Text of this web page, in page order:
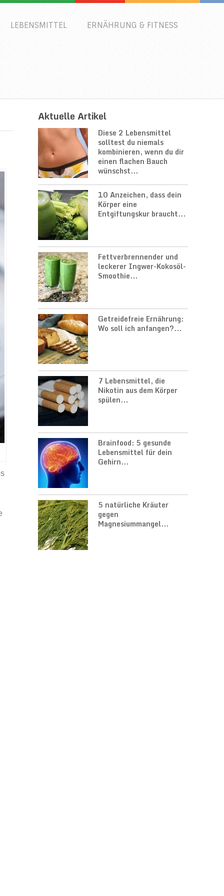
LEBENSMITTEL ERNÄHRUNG & FITNESS
Aktuelle Artikel
Diese 2 Lebensmittel
solltest du niemals
kombinieren, wenn du dir
einen flachen Bauch
wünschst...
10 Anzeichen, dass dein
Körper eine
Entgiftungskur braucht...
Fettverbrennender und
leckerer Ingwer-Kokosöl-
Smoothie...
Getreidefreie Ernährung:
Wo soll ich anfangen?...
7 Lebensmittel, die
Nikotin aus dem Körper
spülen...
Brainfood: 5 gesunde
Lebensmittel für dein
Gehirn...
5 natürliche Kräuter
gegen
Magnesiummangel...